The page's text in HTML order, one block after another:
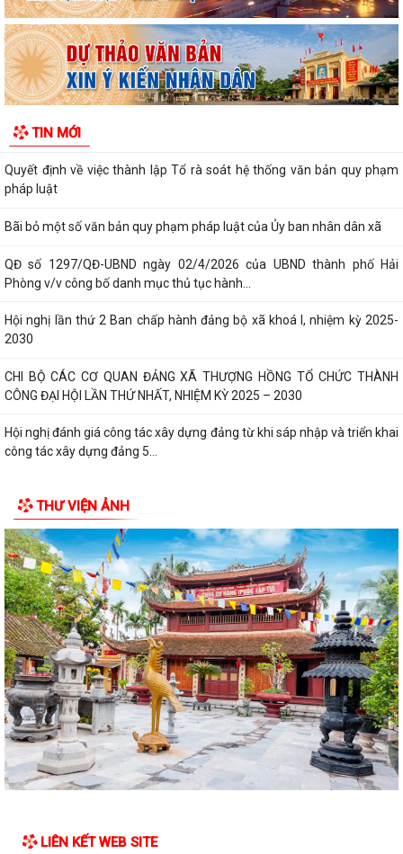
TIN MỚI
thôn trên địa bàn xã Thượng...
UBND xã Thượng Hồng ban hành quyết định về nội quy tiếp công dân
tại Trụ sở UBND xã
hộ kinh doanh tiêu biểu trên...
Quyết định về việc thành lập Tổ rà soát hệ thống văn bản quy phạm
pháp luật
Bãi bỏ một số văn bản quy phạm pháp luật của Ủy ban nhân dân xã
QĐ số 1297/QĐ-UBND ngày 02/4/2026 của UBND thành phố Hải
Phòng v/v công bố danh mục thủ tục hành...
Hội nghị lần thứ 2 Ban chấp hành đảng bộ xã khoá I, nhiệm kỳ 2025-
2030
CHI BỘ CÁC CƠ QUAN ĐẢNG XÃ THƯỢNG HỒNG TỔ CHỨC THÀNH
CÔNG ĐẠI HỘI LẦN THỨ NHẤT, NHIỆM KỲ 2025 – 2030
Hội nghị đánh giá công tác xây dựng đảng từ khi sáp nhập và triển khai
công tác xây dựng đảng 5...
2026
Xã nhà tổ chức Hội nghị gặp mặt các đồng chí nguyên là lãnh đạo chủ
chốt của địa phương qua...
CHI BỘ UBND XÃ THƯỢNG HỒNG TỔ CHỨC ĐẠI HỘI CHI BỘ LẦN THỨ I,
NHIỆM KỲ 2025-2030
Xã Thượng Hồng tổ chức Lễ dâng hương, thắp nến tri ân các Anh hùng
liệt sĩ
Các tổ đại biểu HĐND xã tiếp xúc cử tri tại 6 điểm trên địa bàn xã
Xã Thượng Hồng với các hoạt động hướng về Kỷ niệm 78 năm ngày
Thương binh Liệt sỹ 27/07
THƯ VIỆN ẢNH
LIÊN KẾT WEB SITE